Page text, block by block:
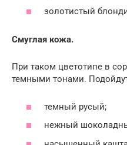
золотистый
Смуглая кожа.
При таком цветотипе в
темными тонами.
темный русый;
нежный